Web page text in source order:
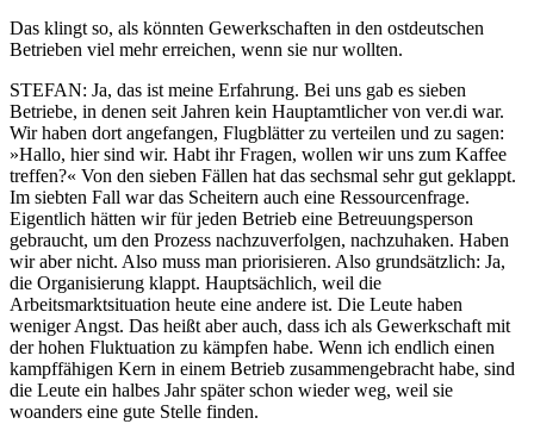
Das klingt so, als könnten Gewerkschaften in den ostdeutschen
Betrieben viel mehr erreichen, wenn sie nur wollten.
STEFAN: Ja, das ist meine Erfahrung. Bei uns gab es sieben
Betriebe, in denen seit Jahren kein Hauptamtlicher von ver.di war.
Wir haben dort angefangen, Flugblätter zu verteilen und zu sagen:
»Hallo, hier sind wir. Habt ihr Fragen, wollen wir uns zum Kaffee
treffen?« Von den sieben Fällen hat das sechsmal sehr gut geklappt.
Im siebten Fall war das Scheitern auch eine Ressourcenfrage.
Eigentlich hätten wir für jeden Betrieb eine Betreuungsperson
gebraucht, um den Prozess nachzuverfolgen, nachzuhaken. Haben
wir aber nicht. Also muss man priorisieren. Also grundsätzlich: Ja,
die Organisierung klappt. Hauptsächlich, weil die
Arbeitsmarktsituation heute eine andere ist. Die Leute haben
weniger Angst. Das heißt aber auch, dass ich als Gewerkschaft mit
der hohen Fluktuation zu kämpfen habe. Wenn ich endlich einen
kampffähigen Kern in einem Betrieb zusammengebracht habe, sind
die Leute ein halbes Jahr später schon wieder weg, weil sie
woanders eine gute Stelle finden.